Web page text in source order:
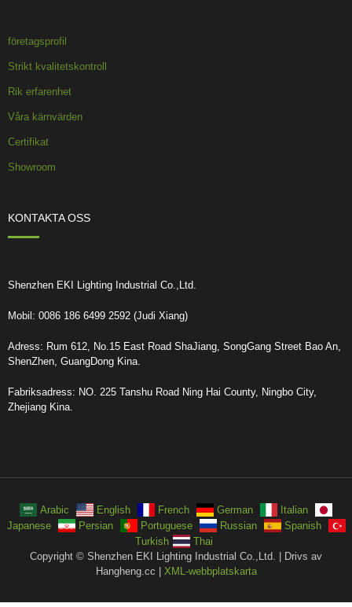
företagsprofil
Strikt kvalitetskontroll
Rik erfarenhet
Våra kärnvärden
Certifikat
Showroom
KONTAKTA OSS
Shenzhen EKI Lighting Industrial Co.,Ltd.
Mobil: 0086 186 6499 2592 (Judi Xiang)
Adress: Rum 612, No.15 East Road ShaJiang, SongGang Street Bao An,
ShenZhen, GuangDong Kina.
Fabriksadress: NO. 225 Tanshu Road Ning Hai County, Ningbo City,
Zhejiang Kina.
Arabic English French German
Italian
Japanese
Persian Portuguese Russian
Spanish
Turkish
Thai
Copyright © Shenzhen EKI Lighting Industrial Co.,Ltd. | Drivs av
Hangheng.cc | XML-webbplatskarta